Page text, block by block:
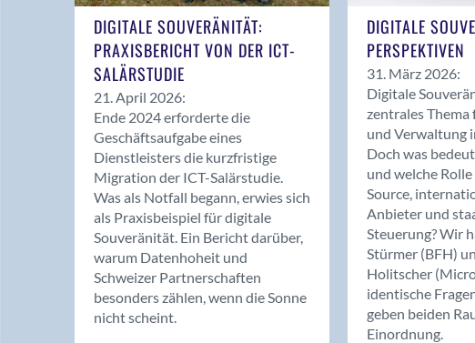
DIGITALE SOUVERÄNITÄT:
PRAXISBERICHT VON DER ICT-
SALÄRSTUDIE
21. April 2026:
Ende 2024 erforderte die
Geschäftsaufgabe eines
Dienstleisters die kurzfristige
Migration der ICT-Salärstudie.
Was als Notfall begann, erwies sich
als Praxisbeispiel für digitale
Souveränität. Ein Bericht darüber,
warum Datenhoheit und
Schweizer Partnerschaften
besonders zählen, wenn die Sonne
nicht scheint.
DIGITALE
PERSPEKTIVEN
31. März 2026:
Digitale
zentrales
und Verwaltung
Doch was
und welche
Source,
Anbieter und
Steuerung? Wir
Stürmer (BFH)
Holitscher
identische
geben beiden
Einordnung.